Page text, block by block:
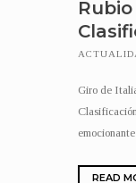
Giro de
READ